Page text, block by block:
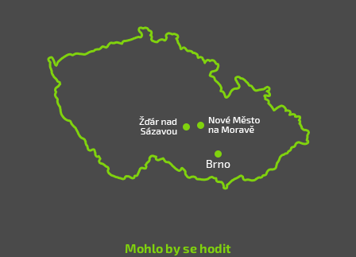
Mohlo by se hodit